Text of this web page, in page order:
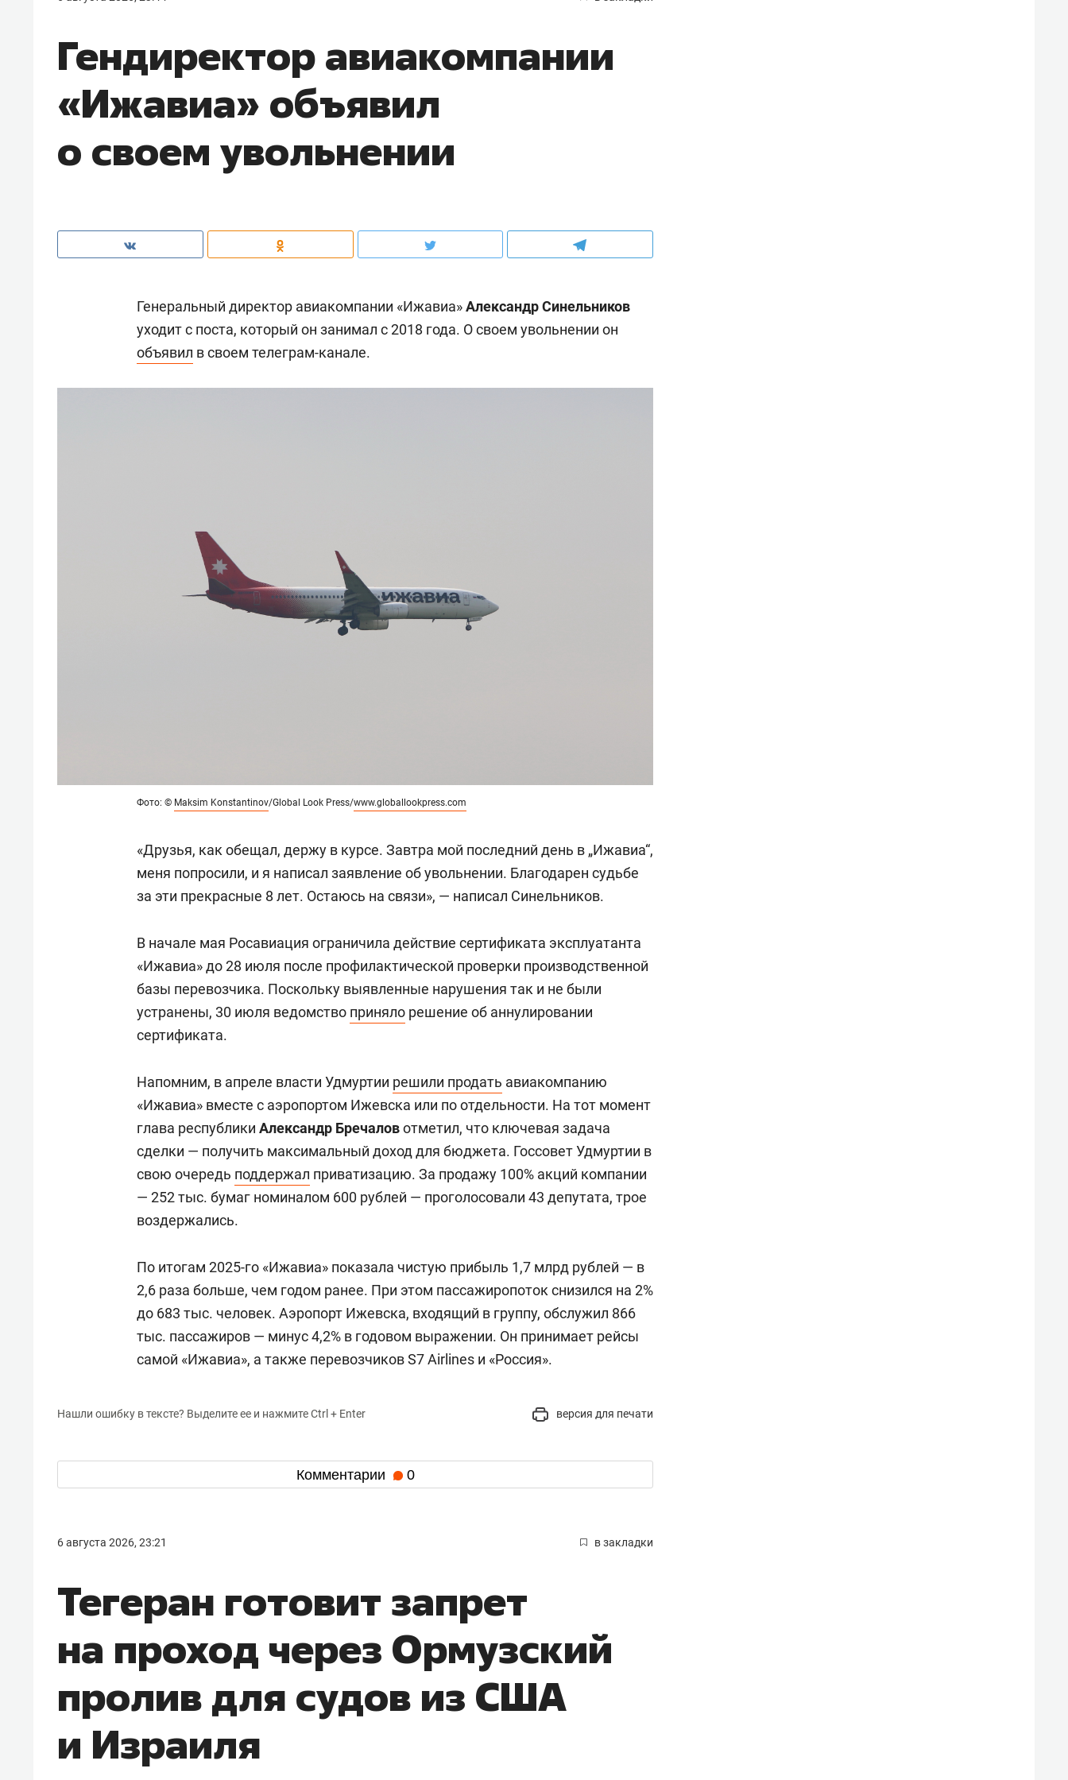
Гендиректор авиакомпании
«Ижавиа» объявил
о своем увольнении
Генеральный директор авиакомпании «Ижавиа»Александр Синельников
уходит с поста, который он занимал с 2018 года. О своем увольнении он
объявил в своем телеграм-канале.
Фото: © Maksim Konstantinov/Global Look Press/www.globallookpress.com
«Друзья, как обещал, держу в курсе. Завтра мой последний день в „Ижавиа“,
меня попросили, и я написал заявление об увольнении. Благодарен судьбе
за эти прекрасные 8 лет. Остаюсь на связи», — написал Синельников.
В начале мая Росавиация ограничила действие сертификата эксплуатанта
«Ижавиа» до 28 июля после профилактической проверки производственной
базы перевозчика. Поскольку выявленные нарушения так и не были
устранены, 30 июля ведомство приняло решение об аннулировании
сертификата.
Напомним, в апреле власти Удмуртии решили продать авиакомпанию
«Ижавиа» вместе с аэропортом Ижевска или по отдельности. На тот момент
глава республики Александр Бречаловотметил, что ключевая задача
сделки — получить максимальный доход для бюджета. Госсовет Удмуртии в
свою очередь поддержал приватизацию. За продажу 100% акций компании
— 252 тыс. бумаг номиналом 600 рублей — проголосовали 43 депутата, трое
воздержались.
По итогам 2025-го «Ижавиа» показала чистую прибыль 1,7 млрд рублей — в
2,6 раза больше, чем годом ранее. При этом пассажиропоток снизился на 2%
до 683 тыс. человек. Аэропорт Ижевска, входящий в группу, обслужил 866
тыс. пассажиров — минус 4,2% в годовом выражении. Он принимает рейсы
самой «Ижавиа», а также перевозчиков S7 Airlines и «Россия».
Нашли ошибку в тексте? Выделите ее и нажмите Ctrl + Enter версия для печати
Комментарии 0
6 августа 2026, 23:21 в закладки
Тегеран готовит запрет
на проход через Ормузский
пролив для судов из США
и Израиля